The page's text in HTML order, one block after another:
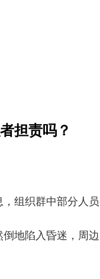
担责吗？
组织群中部分人
陷入昏迷，周边